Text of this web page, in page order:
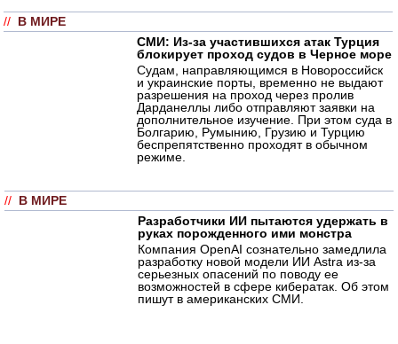
// В МИРЕ
СМИ: Из-за участившихся атак Турция
блокирует проход судов в Черное море
Судам, направляющимся в Новороссийск
и украинские порты, временно не выдают
разрешения на проход через пролив
Дарданеллы либо отправляют заявки на
дополнительное изучение. При этом суда в
Болгарию, Румынию, Грузию и Турцию
беспрепятственно проходят в обычном
режиме.
// В МИРЕ
Разработчики ИИ пытаются удержать в
руках порожденного ими монстра
Компания OpenAI сознательно замедлила
разработку новой модели ИИ Astra из-за
серьезных опасений по поводу ее
возможностей в сфере кибератак. Об этом
пишут в американских СМИ.